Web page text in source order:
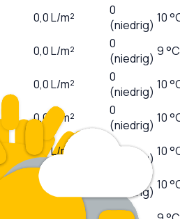
0,0L/m²
0
(niedrig) 10
0,0L/m²
0
(niedrig) 9 °C
0,0L/m²
0
(niedrig) 10
0,0 L/m²
0
(niedrig) 10
0,0L/m²
0
(niedrig) 10
0,0
(niedrig) 10
0